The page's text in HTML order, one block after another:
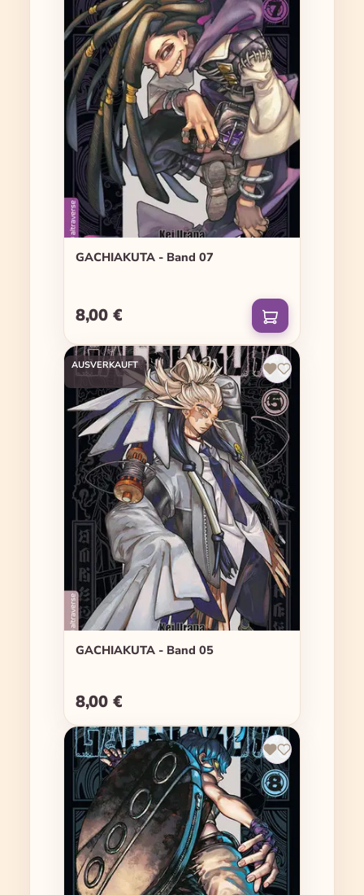
GACHIAKUTA - Band 07
Regulärer Preis:
8,00 €
AUSVERKAUFT
GACHIAKUTA - Band 05
Regulärer Preis:
8,00 €